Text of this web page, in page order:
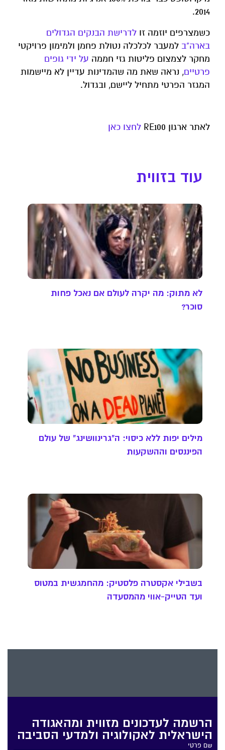
2014.
כשמצרפים יוזמה זו לדרישת הבנקים הגדולים
בארה"ב למעבר לכלכלה נטולת פחמן ולמימון פרויקטי
מחקר לצמצום פליטות גזי חממה על ידי גופים
פרטיים, נראה שאת מה שהמדינות עדיין לא מיישמות
המגזר הפרטי מתחיל ליישם, ובגדול.
לאתר ארגון RE100 לחצו כאן
עוד בזווית
לא מתוק: מה יקרה לעולם אם נאכל פחות
סוכר?
מילים יפות ללא כיסוי: ה"גרינוושינג" של עולם
הפיננסים וההשקעות
בשבילי אקסטרה פלסטיק: מהחמגשית במטוס
ועד הטייק-אווי מהמסעדה
הרשמה לעדכונים מזווית ומהאגודה
הישראלית לאקולוגיה ולמדעי הסביבה
שם פרטי